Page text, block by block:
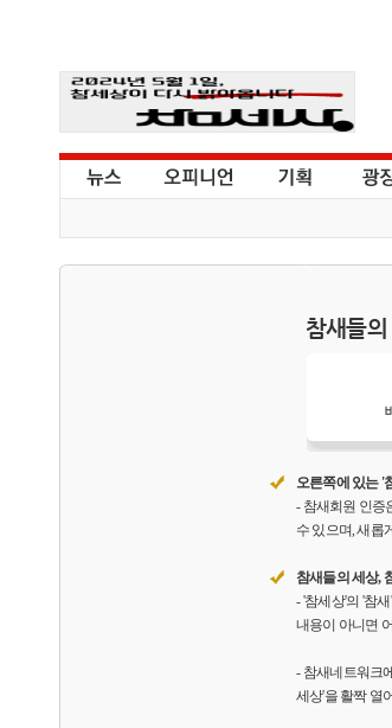
참새들의
오른쪽에 있는 '
- 참새회원 인증
수 있으며, 새롭
참새들의 세상,
- '참세상'의 '참
내용이 아니면
- 참새네트워크
세상'을 활짝 열